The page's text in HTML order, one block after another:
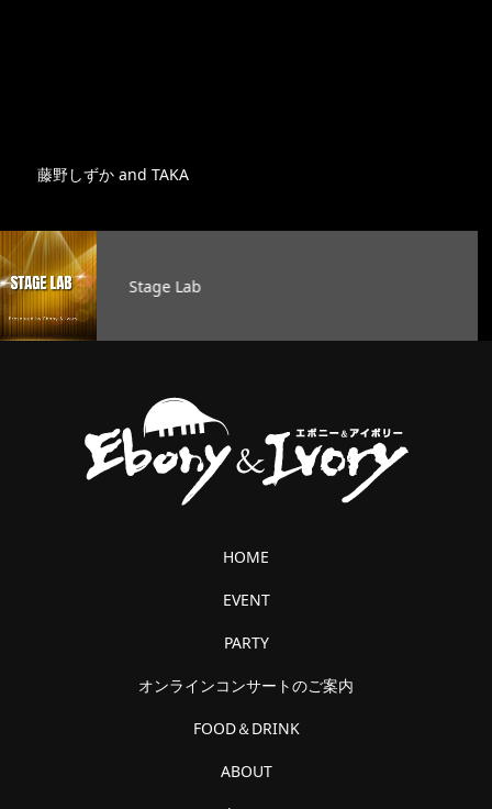
藤野しずか and TAKA
Lab
HOME
EVENT
PARTY
オンラインコンサートのご案内
FOOD＆DRINK
ABOUT